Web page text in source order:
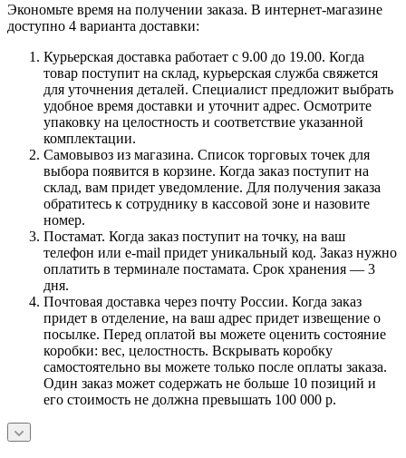
Экономьте время на получении заказа. В интернет-магазине
доступно 4 варианта доставки:
Курьерская доставка работает с 9.00 до 19.00. Когда
товар поступит на склад, курьерская служба свяжется
для уточнения деталей. Специалист предложит выбрать
удобное время доставки и уточнит адрес. Осмотрите
упаковку на целостность и соответствие указанной
комплектации.
Самовывоз из магазина. Список торговых точек для
выбора появится в корзине. Когда заказ поступит на
склад, вам придет уведомление. Для получения заказа
обратитесь к сотруднику в кассовой зоне и назовите
номер.
Постамат. Когда заказ поступит на точку, на ваш
телефон или e-mail придет уникальный код. Заказ нужно
оплатить в терминале постамата. Срок хранения — 3
дня.
Почтовая доставка через почту России. Когда заказ
придет в отделение, на ваш адрес придет извещение о
посылке. Перед оплатой вы можете оценить состояние
коробки: вес, целостность. Вскрывать коробку
самостоятельно вы можете только после оплаты заказа.
Один заказ может содержать не больше 10 позиций и
его стоимость не должна превышать 100 000 р.